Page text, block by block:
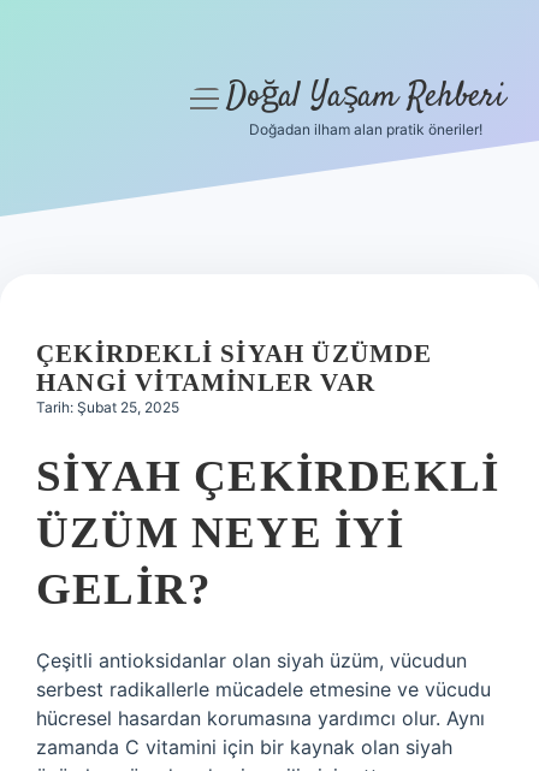
Hakkımızda
menüyüDoğal Yaşam Rehberi
Doğadan ilham alan pratik öneriler!
ÇEKIRDEKLI SIYAH ÜZÜMDE
HANGI VITAMINLER VAR
Tarih: Şubat 25, 2025
SIYAH ÇEKIRDEKLI
ÜZÜM NEYE IYI
GELIR?
Çeşitli antioksidanlar olan siyah üzüm, vücudun
serbest radikallerle mücadele etmesine ve vücudu
hücresel hasardan korumasına yardımcı olur. Aynı
zamanda C vitamini için bir kaynak olan siyah